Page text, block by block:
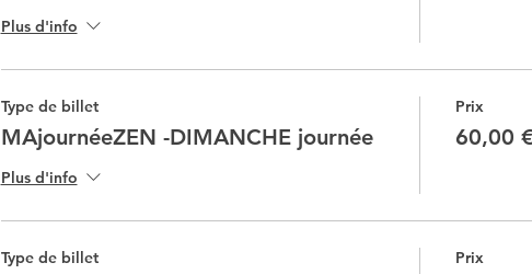
Plus d'info
Type de billet
MAjournéeZEN -DIMANCHE journée
Plus d'info
Prix
60,00
Type de billet Prix